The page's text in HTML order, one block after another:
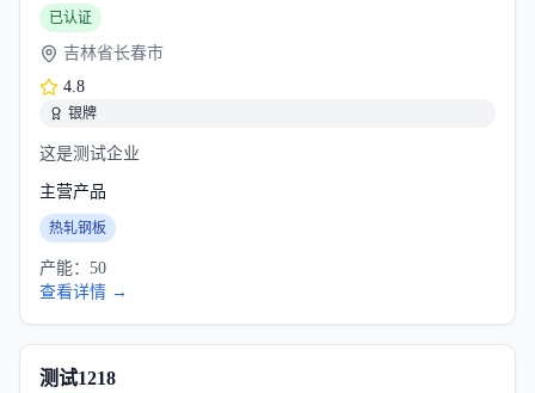
已认证
吉林省长春市
4.8
银牌
这是测试企业
主营产品
热轧钢板
产能： 50
查看详情 →
测试1218